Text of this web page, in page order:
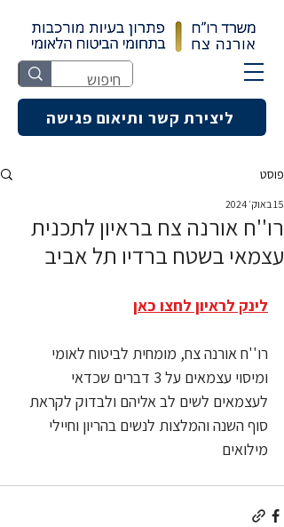
ליצירת קשר ותיאום פגישה
פוסט
רו''ח אורנה צח בראיון לתכנית
עצמאי בשטח ברדיו תל אביב
15 באוק׳ 2024
לינק לראיון לחצו כאן
רו''ח אורנה צח, מומחית לביטוח לאומי
ומיסוי עצמאים על 3 דברים שכדאי
לעצמאים לשים לב אליהם ולבדוק לקראת
סוף השנה והמלצות לנשים בהריון וחיילי
מילואים